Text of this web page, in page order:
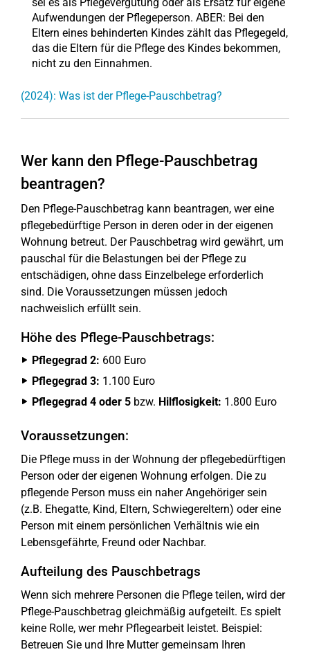
Aufwendungen der Pflegeperson. ABER: Bei den
Eltern eines behinderten Kindes zählt das Pflegegeld,
das die Eltern für die Pflege des Kindes bekommen,
nicht zu den Einnahmen.
(2024): Was ist der Pflege-Pauschbetrag?
Wer kann den Pflege-Pauschbetrag
beantragen?
Den Pflege-Pauschbetrag kann beantragen, wer eine
pflegebedürftige Person in deren oder in der eigenen
Wohnung betreut. Der Pauschbetrag wird gewährt, um
pauschal für die Belastungen bei der Pflege zu
entschädigen, ohne dass Einzelbelege erforderlich
sind. Die Voraussetzungen müssen jedoch
nachweislich erfüllt sein.
Höhe des Pflege-Pauschbetrags:
Pflegegrad 2: 600 Euro
Pflegegrad 3: 1.100 Euro
Pflegegrad 4 oder 5 bzw. Hilflosigkeit: 1.800 Euro
Voraussetzungen:
Die Pflege muss in der Wohnung der pflegebedürftigen
Person oder der eigenen Wohnung erfolgen. Die zu
pflegende Person muss ein naher Angehöriger sein
(z.B. Ehegatte, Kind, Eltern, Schwiegereltern) oder eine
Person mit einem persönlichen Verhältnis wie ein
Lebensgefährte, Freund oder Nachbar.
Aufteilung des Pauschbetrags
Wenn sich mehrere Personen die Pflege teilen, wird der
Pflege-Pauschbetrag gleichmäßig aufgeteilt. Es spielt
keine Rolle, wer mehr Pflegearbeit leistet. Beispiel:
Betreuen Sie und Ihre Mutter gemeinsam Ihren